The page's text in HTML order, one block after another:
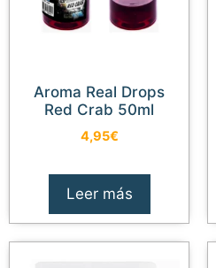
Aroma Real Drops
Red Crab 50ml
4,95€
Leer más